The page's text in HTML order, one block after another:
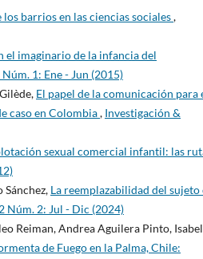
barrios en las ciencias sociales,
el imaginario de la infancia del
1: Ene - Jun (2015)
El papel de la comunicación para
caso en Colombia, Investigación &
sexual comercial infantil: las
La reemplazabilidad del sujeto
Núm. 2: Jul - Dic (2024)
Reiman, Andrea Aguilera Pinto,
de Fuego en la Palma, Chile: